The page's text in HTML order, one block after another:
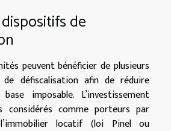
de
peuvent bénéficier de plusieurs
défiscalisation afin de réduire
imposable. L’investissement
considérés comme porteurs par
locatif (loi Pinel ou